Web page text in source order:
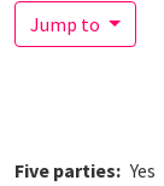
Jump to
Five parties Yes